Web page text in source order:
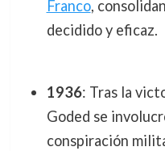
Franco,
decidido y eficaz.
1936: Tras la
Goded se
conspiración